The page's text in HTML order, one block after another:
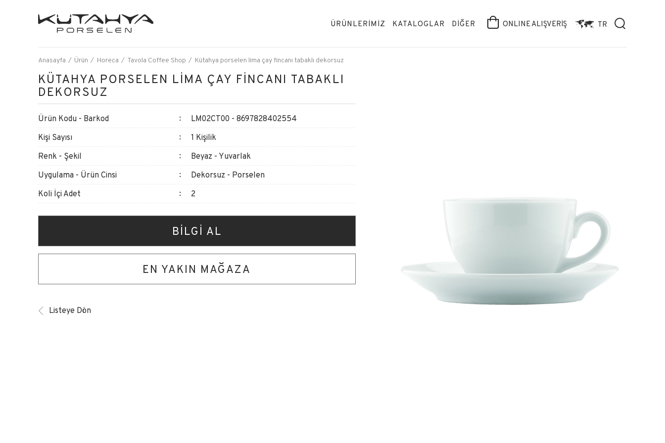
ÜRÜNLERİMİZ KATALOGLAR DİĞER ONLINE ALIŞVERİŞ TR
Anasayfa Ürün Horeca Tavola Coffee Shop Kütahya porselen lima çay fincanı tabaklı dekorsuz
KÜTAHYA PORSELEN LİMA ÇAY FİNCANI TABAKLI
DEKORSUZ
Ürün Kodu - Barkod
LM02CT00 - 8697828402554
Kişi Sayısı
1 Kişilik
Renk - Şekil
Beyaz - Yuvarlak
Uygulama - Ürün Cinsi
Dekorsuz - Porselen
Koli İçi Adet
2
BİLGİ AL
EN YAKIN MAĞAZA
Listeye Dön